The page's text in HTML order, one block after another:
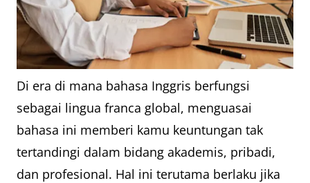
Di era di mana bahasa Inggris berfungsi
sebagai lingua franca global, menguasai
bahasa ini memberi kamu keuntungan tak
tertandingi dalam bidang akademis, pribadi,
dan profesional. Hal ini terutama berlaku jika